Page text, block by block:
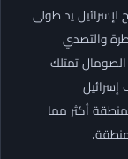
لإسرائيل يد طولى
والتصدي
تمتلك
إسرائيل
أكثر مما